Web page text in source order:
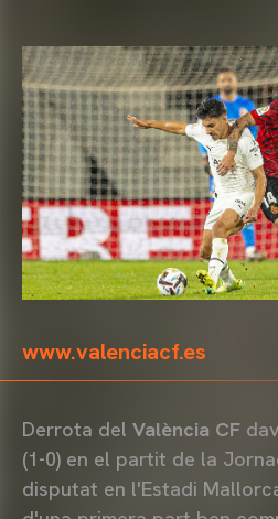
www.valenciacf.es
Derrota del València CF
(1-0) en el partit de la
disputat en l'Estadi